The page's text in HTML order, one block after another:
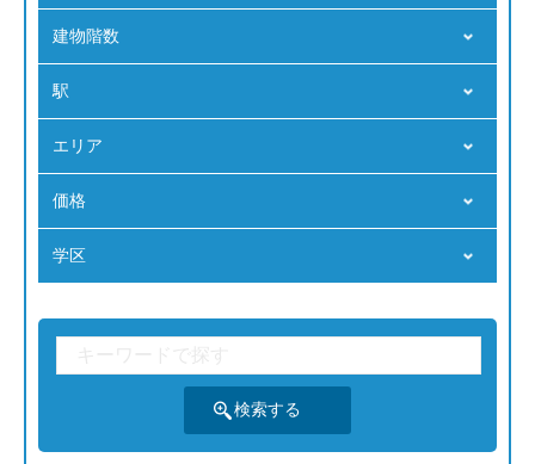
建物階数
駅
エリア
価格
学区